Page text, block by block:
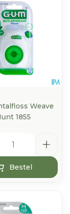
Weave
1855
Bestel